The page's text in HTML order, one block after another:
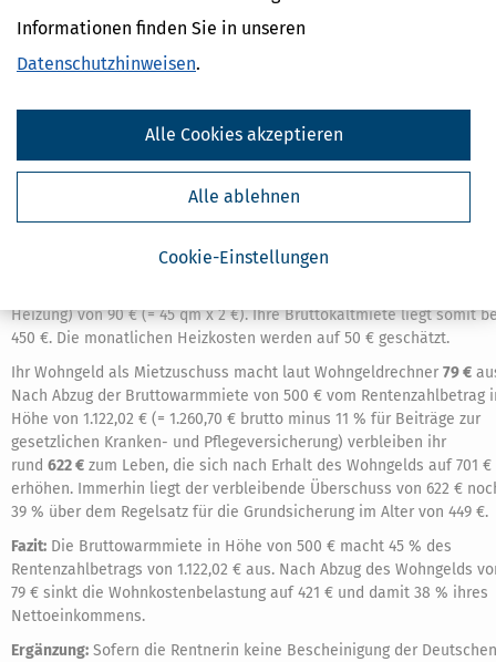
Informationen finden Sie in unseren
Datenschutzhinweisen.
Cookie-Einstellungen
Alle ablehnen
Alle Cookies akzeptieren
Versicherungsjahre mit Durchschnittsverdienst x 36,02 € aktueller
Nettoeinkommen von 924,93 € (= 1.260,70 € minus 224,50 € für
Rest in Höhe von 1.027,70 € für Beiträge zur gesetzlichen Kranken-
und Pflegeversicherung). Steuern zahlt sie nicht, da ihr zu
versteuerndes Einkommen unter dem steuerlichen Grundfreibetrag
Sie wohnt in Leverkusen (Mietstufe IV) zur Miete in einer Wohnung
mit einer Wohnfläche von 45 qm. Die monatliche Nettokaltmiete
Heizung) von 90 € (= 45 qm x 2 €). Ihre Bruttokaltmiete liegt somit
450 €. Die monatlichen Heizkosten werden auf 50 € geschätzt.
Ihr Wohngeld als Mietzuschuss macht laut Wohngeldrechner 79 €
Nach Abzug der Bruttowarmmiete von 500 € vom Rentenzahlbetrag
Höhe von 1.122,02 € (= 1.260,70 € brutto minus 11 % für Beiträge zur
gesetzlichen Kranken- und Pflegeversicherung) verbleiben ihr
rund 622 € zum Leben, die sich nach Erhalt des Wohngelds auf 701 €
erhöhen. Immerhin liegt der verbleibende Überschuss von 622 €
39 % über dem Regelsatz für die Grundsicherung im Alter von 449 €.
Fazit: Die Bruttowarmmiete in Höhe von 500 € macht 45 % des
Rentenzahlbetrags von 1.122,02 € aus. Nach Abzug des Wohngelds
79 € sinkt die Wohnkostenbelastung auf 421 € und damit 38 % ihres
Nettoeinkommens.
Ergänzung: Sofern die Rentnerin keine Bescheinigung der Deutschen